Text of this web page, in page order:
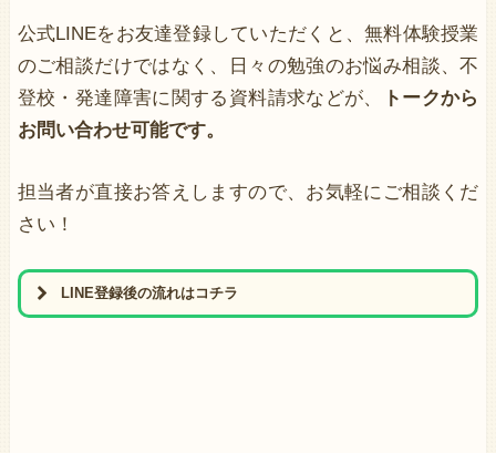
公式LINEをお友達登録していただくと、無料体験授業
のご相談だけではなく、日々の勉強のお悩み相談、不
登校・発達障害に関する資料請求などが、
トークから
お問い合わせ可能です。
担当者が直接お答えしますので、お気軽にご相談くだ
さい！
LINE登録後の流れはコチラ